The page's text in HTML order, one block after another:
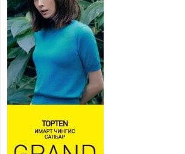
430 мянган тонн шахмал түлш
хэрэглэнэ
2026 оны 7 сар 30 / 15 цаг 35 минут
Нийслэлийн засаг даргын
нэгдүгээр орлогч Б.Мөнхбат
Денвер хот дахь Монгол
улсын өргөмжит консул
Ж.Вагенландертай уулзлаа
2026 оны 7 сар 30 / 15 цаг 30 минут
Нийслэл, дүүргийн шуурхай штабууд хүч,
хэрэгслийн бэлэн байдлыг ханган ажиллаж
байна